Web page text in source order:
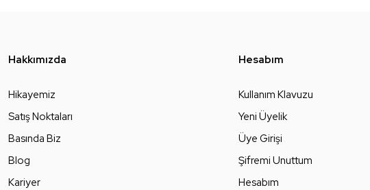
Hakkımızda
Hikayemiz
Satış Noktaları
Basında Biz
Blog
Kariyer
Hesabım
Kullanım Klavuzu
Yeni Üyelik
Üye Girişi
Şifremi Unuttum
Hesabım